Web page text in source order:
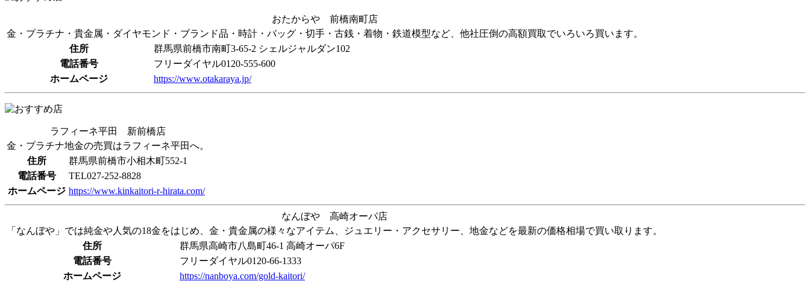
おたからや 前橋南町店
金・プラチナ・貴金属・ダイヤモンド・ブランド品・時計・バッグ・切手・古銭・着物・鉄道模型など、他社圧倒の高額買取でいろいろ買います。
住所
群馬県前橋市南町3-65-2 シェルジャルダン102
電話番号
フリーダイヤル0120-555-600
ホームページ
https://www.otakaraya.jp/
ラフィーネ平田 新前橋店
金・プラチナ地金の売買はラフィーネ平田へ。
住所
群馬県前橋市小相木町552-1
電話番号
TEL027-252-8828
ホームページ https://www.kinkaitori-r-hirata.com/
なんぼや 高崎オーパ店
「なんぼや」では純金や人気の18金をはじめ、金・貴金属の様々なアイテム、ジュエリー・アクセサリー、地金などを最新の価格相場で買い取ります。
住所
群馬県高崎市八島町46-1 高崎オーパ6F
電話番号
フリーダイヤル0120-66-1333
ホームページ
https://nanboya.com/gold-kaitori/